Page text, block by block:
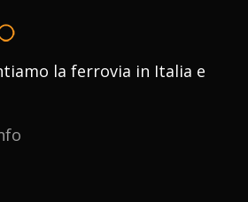
la ferrovia in Italia e